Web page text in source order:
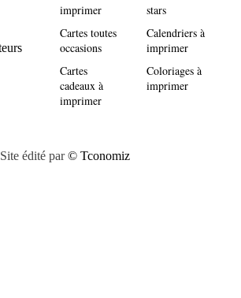
imprimer
Cartes toutes
occasions
Cartes
cadeaux à
imprimer
stars
Calendriers à
imprimer
Coloriages à
imprimer
Site édité par© Tconomiz